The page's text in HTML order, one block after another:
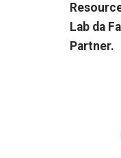
Lab da
Partner.